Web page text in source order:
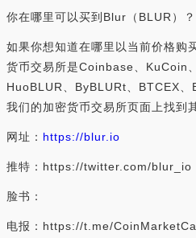
你在哪里可以买到Blur（BLUR）？
如果你想知道在哪里以当前价格购
货币交易所是Coinbase、KuCoin
HuoBLUR、ByBLURt、BTCEX
我们的加密货币交易所页面上找到
网址： https://blur.io
推特：https://twitter.com/blur_io
脸书：
电报：https://t.me/